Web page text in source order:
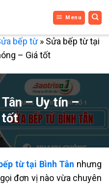
Menu
bếp từ» Sửa bếp từ tại
– Giá tốt
– Uy tín –
tốt
từ tại Bình Tân nhưng
đơn vị nào vừa chuyên